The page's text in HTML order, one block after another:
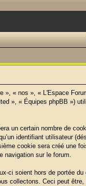
», « nos », « L'Espace
», « Équipes phpBB »)
un certain nombre de
identifiant utilisateur
cookie sera créé une
navigation sur le forum.
ci soient hors de portée
collectons. Ceci peut